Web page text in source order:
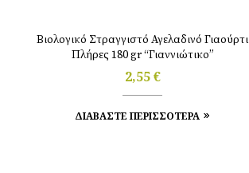
Βιολογικό Στραγγιστό Αγελαδινό Γιαούρτι
Πλήρες 180 gr “Γιαννιώτικο”
2,55€
ΔΙΑΒΑΣΤΕ ΠΕΡΙΣΣΟΤΕΡΑ